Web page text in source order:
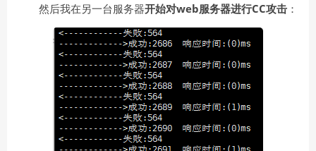
然后我在另一台服务器开始对web服务器进行CC攻击 ：